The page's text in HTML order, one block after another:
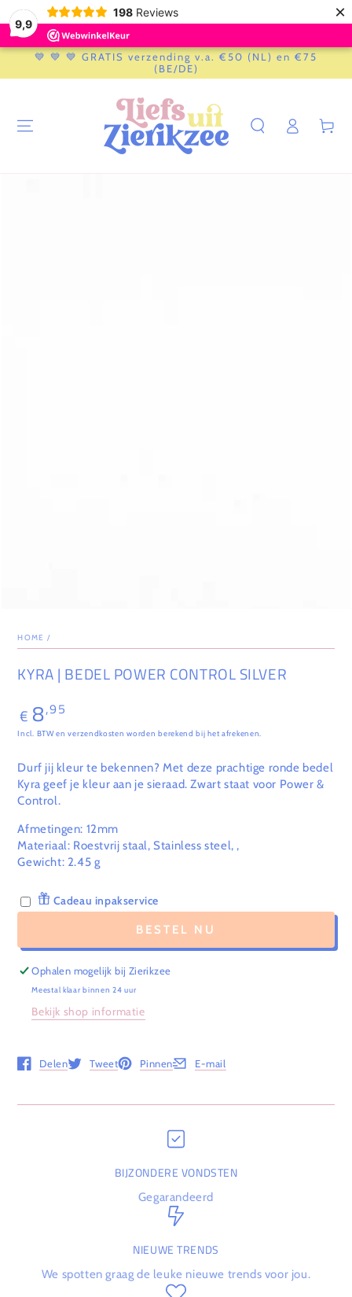
9,9
198 Reviews ×
GA NAAR
💙 💙 💙 GRATIS verzending v.a. €50 (NL) en €75
(BE/DE)
in
HOME /
KYRA | BEDEL POWER CONTROL SILVER
Normale
prijs
€ 8,95
Incl. BTW en verzendkosten worden berekend bij het afrekenen.
Durf jij kleur te bekennen? Met deze prachtige ronde bedel
Kyra geef je kleur aan je sieraad. Zwart staat voor Power &
Control.
Afmetingen: 12mm
Materiaal: Roestvrij staal, Stainless steel, ,
Gewicht: 2.45 g
Cadeau inpakservice
BESTEL NU
Ophalen mogelijk bij Zierikzee
Meestal klaar binnen 24 uur
Bekijk shop informatie
Delen
Opent in een nieuw venster.
Tweet
Opent in een nieuw venster.
Pinnen
Opent in een nieuw venster.
E-mail
Opent in een nieuw venster.
BIJZONDERE VONDSTEN
Gegarandeerd
NIEUWE TRENDS
We spotten graag de leuke nieuwe trends voor jou.